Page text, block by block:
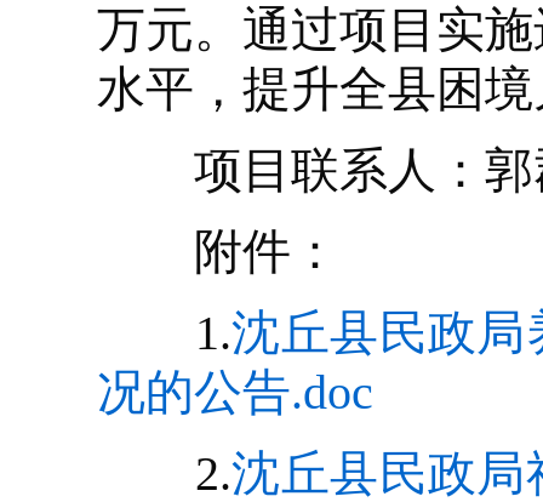
万元。通过项目实
水平，提升全县困
项目联系人：郭
附件：
1.沈丘县民政局
况的公告.doc
2.沈丘县民政局